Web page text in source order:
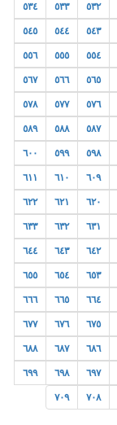
٥٣٢ ٥٣٣ ٥٣٤
٥٤٣ ٥٤٤ ٥٤٥
٥٥٤ ٥٥٥ ٥٥٦
٥٦٥ ٥٦٦ ٥٦٧
٥٧٦ ٥٧٧ ٥٧٨
٥٨٧ ٥٨٨ ٥٨٩
٥٩٨ ٥٩٩ ٦٠٠
٦٠٩ ٦١٠ ٦١١
٦٢٠ ٦٢١ ٦٢٢
٦٣١ ٦٣٢ ٦٣٣
٦٤٢ ٦٤٣ ٦٤٤
٦٥٣ ٦٥٤ ٦٥٥
٦٦٤ ٦٦٥ ٦٦٦
٦٧٥ ٦٧٦ ٦٧٧
٦٨٦ ٦٨٧ ٦٨٨
٦٩٧ ٦٩٨ ٦٩٩
٧٠٨ ٧٠٩